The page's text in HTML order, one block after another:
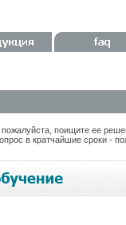
поищите ее
в кратчайшие сроки -